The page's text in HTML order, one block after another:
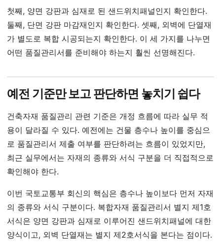
첫째, 양면 강판과 심재로 된 샌드위치패널인지 확인한다.
둘째, 단면 강판 마감재인지 확인한다. 셋째, 외벽에 단열재
가 별도로 복합 시공되는지 확인한다. 이 세 가지를 나누면
어떤 품질관리서를 준비해야 하는지 훨씬 선명해진다.
예전 기준만 보고 판단하면 놓치기 쉽다
건축자재 품질관리 관련 기준은 개정 흐름에 따라 실무 적
용이 달라질 수 있다. 예전에는 건물 층수나 높이를 중심으
로 품질관리서 제출 여부를 판단하려는 흐름이 있었지만,
최근 실무에서는 자재의 종류와 서식 구분을 더 직접적으로
확인해야 한다.
이번 국토교통부 회신의 핵심은 층수나 높이보다 먼저 자재
의 종류와 서식 구분이다. 복합자재 품질관리서 별지 제1호
서식은 양면 강판과 심재로 이루어진 샌드위치패널에 대한
양식이고, 외벽 단열재는 별지 제2호서식을 본다는 점이다.